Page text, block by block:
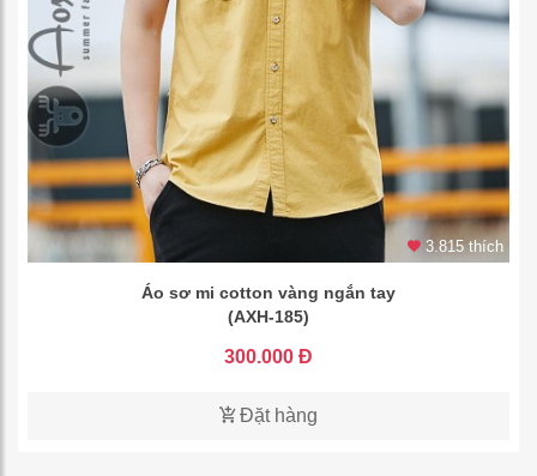
3.815 thích
Áo sơ mi cotton vàng ngắn tay
(AXH-185)
300.000 Đ
Đặt hàng